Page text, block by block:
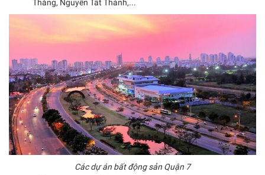
Thắng, Nguyễn Tất Thành,...
Các dự án bất động sản Quận 7